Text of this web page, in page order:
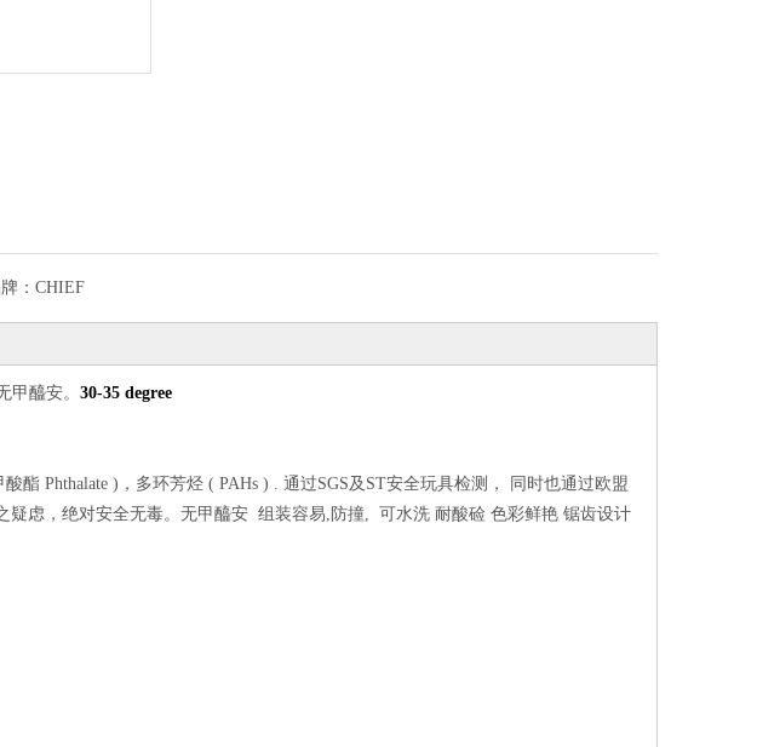
： CHIEF
甲醯安。 30-35 degree
酯 Phthalate )，多环芳烃 ( PAHs ) . 通过SGS及ST安全玩具检测， 同时也通过欧盟
疑虑，绝对安全无毒。无甲醯安 组装容易,防撞, 可水洗 耐酸硷 色彩鲜艳 锯齿设计